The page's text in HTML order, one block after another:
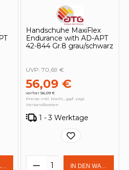
Gib den
Handschuhe MaxiFlex
Endurance with AD-APT
42-844 Gr.8 grau/schwarz
56,09 €
vorher 56,09 €
UVP: 70,69 €
Preise inkl. MwSt., ggf. zzgl.
Versandkosten
1 - 3 Werktage
Produkt Anzahl:
IN DEN